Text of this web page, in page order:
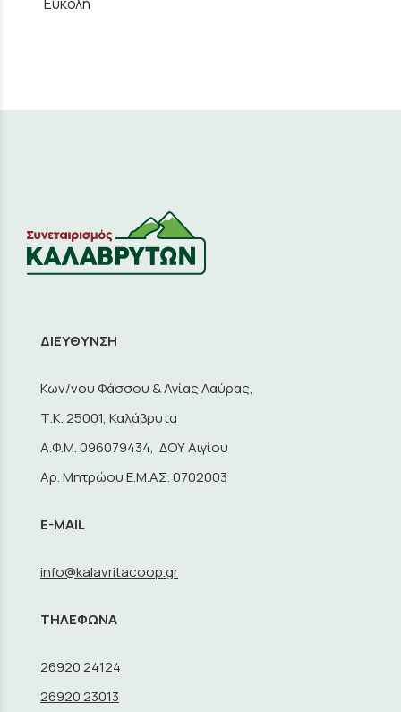
ΔΙΕΥΘΥΝΣΗ
Κων/νου Φάσσου & Αγίας Λαύρας,
Τ.Κ. 25001, Καλάβρυτα
A.Φ.Μ. 096079434, ΔΟΥ Αιγίου
Αρ. Μητρώου Ε.Μ.ΑΣ. 0702003
E-MAIL
info@kalavritacoop.gr
ΤΗΛΕΦΩΝΑ
26920 24124
26920 23013